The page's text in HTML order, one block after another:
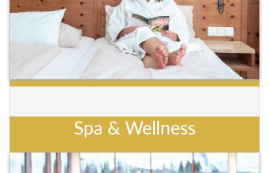
Spa & Wellness